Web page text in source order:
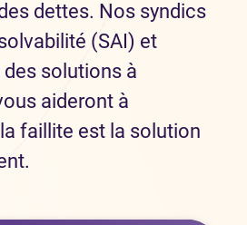
dettes. Nos syndics
(SAI) et
solutions à
aideront à
faillite est la solution